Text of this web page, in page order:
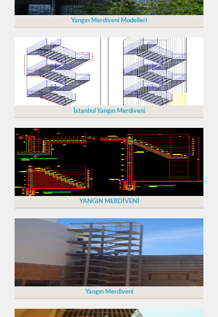
Yangın Merdiveni Modelleri
İstanbul Yangın Merdiveni
YANGIN MERDİVENİ
Yangın Merdiveni